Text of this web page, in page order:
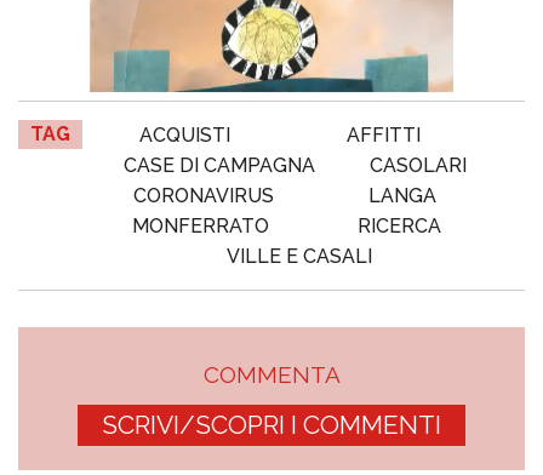
TAG ACQUISTI
AFFITTI
CASE DI CAMPAGNA
CASOLARI
CORONAVIRUS
LANGA
MONFERRATO
RICERCA
VILLE E CASALI
COMMENTA
SCRIVI/SCOPRI I COMMENTI